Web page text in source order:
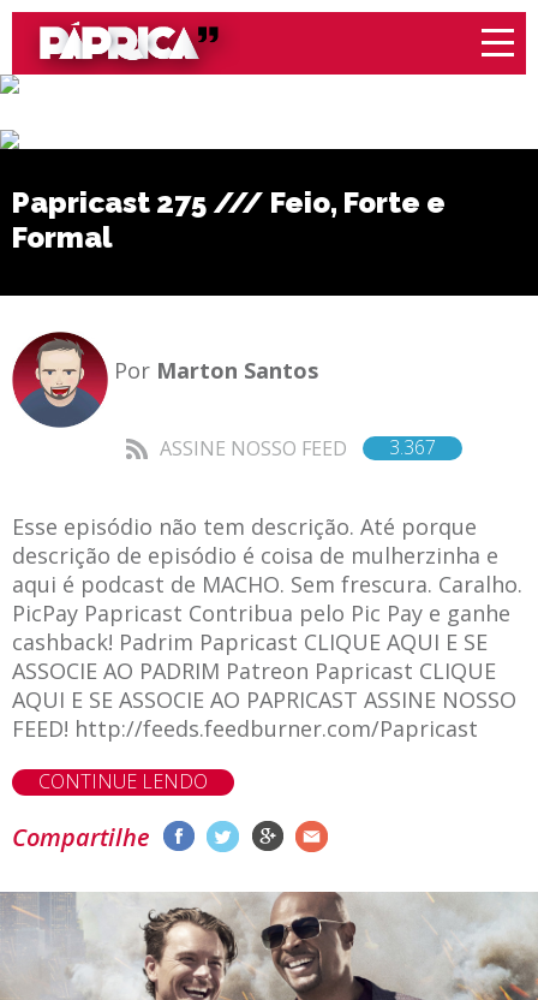
Papricast 275 /// Feio, Forte e
Formal
Por Marton Santos
ASSINE NOSSO FEED 3.367
Esse episódio não tem descrição. Até porque
descrição de episódio é coisa de mulherzinha e
aqui é podcast de MACHO. Sem frescura. Caralho.
PicPay Papricast Contribua pelo Pic Pay e ganhe
cashback! Padrim Papricast CLIQUE AQUI E SE
ASSOCIE AO PADRIM Patreon Papricast CLIQUE
AQUI E SE ASSOCIE AO PAPRICAST ASSINE NOSSO
FEED! http://feeds.feedburner.com/Papricast
CONTINUE LENDO
Compartilhe